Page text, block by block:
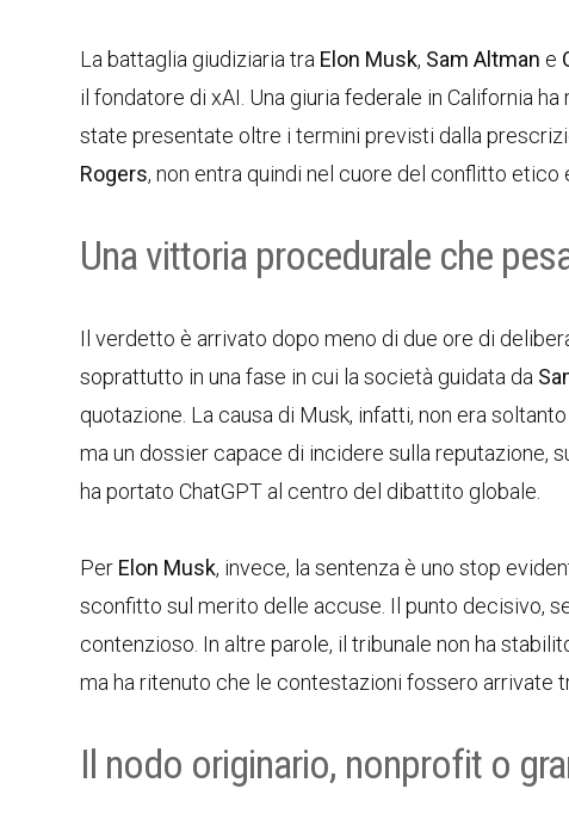
La battaglia giudiziaria tra Elon Musk, Sam Altman e
il fondatore di xAI. Una giuria federale in California
state presentate oltre i termini previsti dalla
Rogers, non entra quindi nel cuore del conflitto etico
Una vittoria procedurale che
Il verdetto è arrivato dopo meno di due ore di
soprattutto in una fase in cui la società guidata da
quotazione. La causa di Musk, infatti, non era
ma un dossier capace di incidere sulla reputazione,
ha portato ChatGPT al centro del dibattito globale.
Per Elon Musk, invece, la sentenza è uno stop
sconfitto sul merito delle accuse. Il punto decisivo,
contenzioso. In altre parole, il tribunale non ha
ma ha ritenuto che le contestazioni fossero arrivate
Il nodo originario, nonprofit o